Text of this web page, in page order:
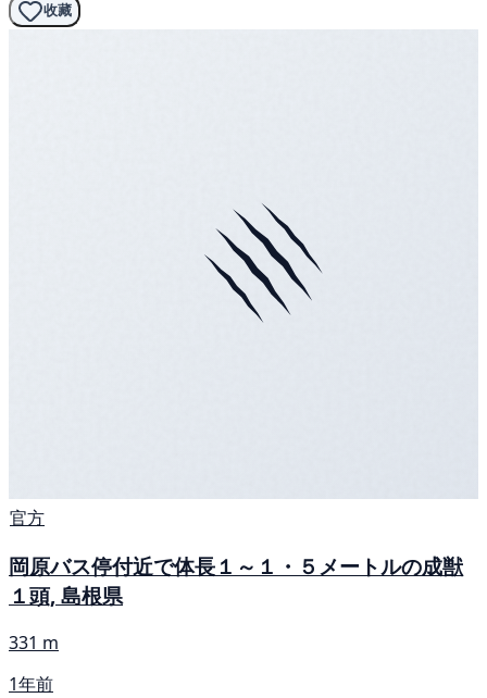
收藏
官方
岡原バス停付近で体長１～１・５メートルの成獣
１頭, 島根県
331 m
1年前